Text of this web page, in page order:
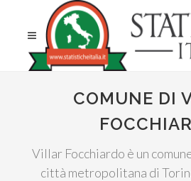
COMUNE DI
Villar Focchiardo è un
città metropolitana di